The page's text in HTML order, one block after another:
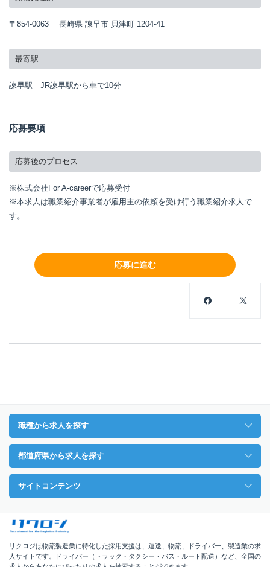
〒854-0063 長崎県 諫早市 貝津町 1204-41
最寄駅
諫早駅 JR諫早駅から車で10分
応募要項
応募後のプロセス
※株式会社For A-careerで応募受付
※本求人は職業紹介事業者が雇用主の依頼を受け行う職業紹介求人で
す。
応募に進む
リクロジは物流製造業に特化した採用支援は、運送、物流、ドライバー、製造業の求
人サイトです。ドライバー（トラック・タクシー・バス・ルート配送）など、全国の
職種から求人を探す
都道府県から求人を探す
サイトコンテンツ